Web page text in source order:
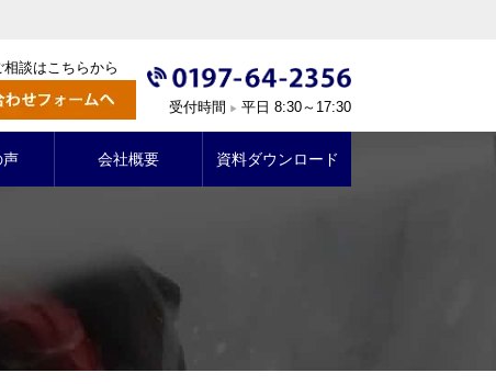
談はこちらから
受付時間 ▶ 平日 8:30～17:30
声 会社概要 資料ダウンロード